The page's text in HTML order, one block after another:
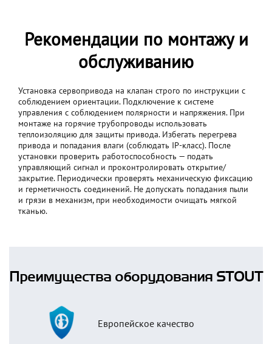
Рекомендации по монтажу и
обслуживанию
Установка сервопривода на клапан строго по инструкции с
соблюдением ориентации. Подключение к системе
управления с соблюдением полярности и напряжения. При
монтаже на горячие трубопроводы использовать
теплоизоляцию для защиты привода. Избегать перегрева
привода и попадания влаги (соблюдать IP-класс). После
установки проверить работоспособность — подать
управляющий сигнал и проконтролировать открытие/
закрытие. Периодически проверять механическую фиксацию
и герметичность соединений. Не допускать попадания пыли
и грязи в механизм, при необходимости очищать мягкой
тканью.
Преимущества оборудования STOUT
Европейское качество